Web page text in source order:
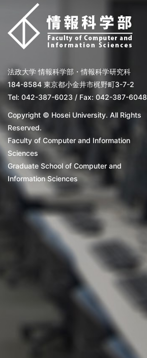
法政大学 情報科学部・情報科学研究科
184-8584 東京都小金井市梶野町3-7-2
Tel: 042-387-6023 / Fax: 042-387-6048
Copyright © Hosei University. All Rights
Reserved.
Faculty of Computer and Information
Sciences
Graduate School of Computer and
Information Sciences